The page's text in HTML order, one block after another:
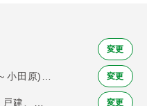
変更
変更
変更